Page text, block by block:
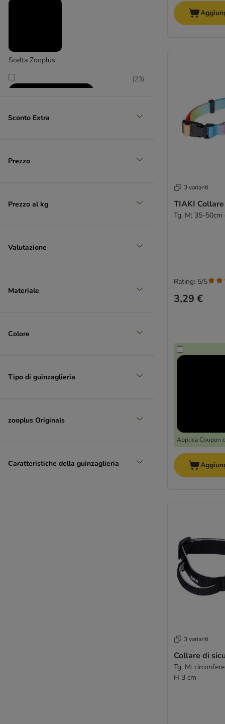
Scelta Zooplus
(23)
Sconto Extra
Prezzo
Prezzo al kg
Valutazione
Materiale
Colore
Tipo di guinzaglieria
zooplus Originals
Caratteristiche della guinzaglieria
3 varianti
TIAKI
Tg. M: 35-50cm
3,29 €
Applica Coupon
Rating: 5/5
3 varianti
Collare di
Tg. M:
H 3 cm